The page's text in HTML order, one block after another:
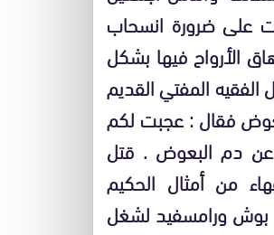
على ضرورة انسحاب
الأرواح فيها بشكل
المفتي القديم
فقال : عجبت لكم
عن دم البعوض . قتل
من أمثال الحكيم
بوش ورامسفيد لشغل